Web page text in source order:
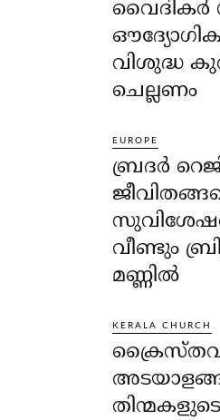
വൈദികർ
വിശുദ്ധ
ചെല്ലണം
EUROPE
ബ്രദർ
വീണ്ടും
മണ്ണിൽ
KERALA CHURCH
തിന്മകളുടെ